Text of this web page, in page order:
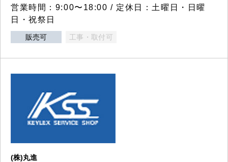
営業時間：9:00〜18:00 / 定休日：土曜日・日曜
日・祝祭日
販売可 工事・取付可
(株)丸進